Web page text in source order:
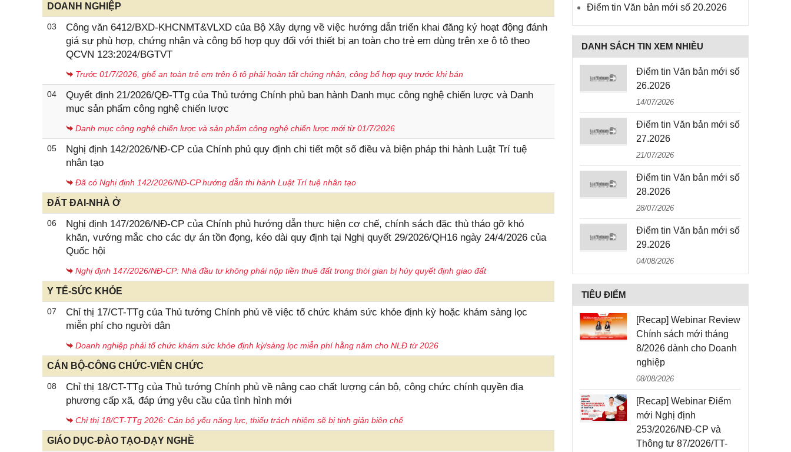
DOANH NGHIỆP
03
Công văn 6412/BXD-KHCNMT&VLXD của Bộ Xây dựng về việc hướng dẫn triển khai đăng ký hoạt động đánh
giá sự phù hợp, chứng nhận và công bố hợp quy đối với thiết bị an toàn cho trẻ em dùng trên xe ô tô theo
QCVN 123:2024/BGTVT
Trước 01/7/2026, ghế an toàn trẻ em trên ô tô phải hoàn tất chứng nhận, công bố hợp quy trước khi bán
04
Quyết định 21/2026/QĐ-TTg của Thủ tướng Chính phủ ban hành Danh mục công nghệ chiến lược và Danh
mục sản phẩm công nghệ chiến lược
Danh mục công nghệ chiến lược và sản phẩm công nghệ chiến lược mới từ 01/7/2026
05
Nghị định 142/2026/NĐ-CP của Chính phủ quy định chi tiết một số điều và biện pháp thi hành Luật Trí tuệ
nhân tạo
Đã có Nghị định 142/2026/NĐ-CP hướng dẫn thi hành Luật Trí tuệ nhân tạo
ĐẤT ĐAI-NHÀ Ở
06
Nghị định 147/2026/NĐ-CP của Chính phủ hướng dẫn thực hiện cơ chế, chính sách đặc thù tháo gỡ khó
khăn, vướng mắc cho các dự án tồn đọng, kéo dài quy định tại Nghị quyết 29/2026/QH16 ngày 24/4/2026 của
Quốc hội
Nghị định 147/2026/NĐ-CP: Nhà đầu tư không phải nộp tiền thuê đất trong thời gian bị hủy quyết định giao đất
Y TẾ-SỨC KHỎE
07
Chỉ thị 17/CT-TTg của Thủ tướng Chính phủ về việc tổ chức khám sức khỏe định kỳ hoặc khám sàng lọc
miễn phí cho người dân
Doanh nghiệp phải tổ chức khám sức khỏe định kỳ/sàng lọc miễn phí hằng năm cho NLĐ từ 2026
CÁN BỘ-CÔNG CHỨC-VIÊN CHỨC
08
Chỉ thị 18/CT-TTg của Thủ tướng Chính phủ về nâng cao chất lượng cán bộ, công chức chính quyền địa
phương cấp xã, đáp ứng yêu cầu của tình hình mới
Chỉ thị 18/CT-TTg 2026: Cán bộ yếu năng lực, thiếu trách nhiệm sẽ bị tinh giản biên chế
GIÁO DỤC-ĐÀO TẠO-DẠY NGHỀ
Điểm tin Văn bản mới số 20.2026
DANH SÁCH TIN XEM NHIỀU
Điểm tin Văn bản mới số
26.2026
14/07/2026
Điểm tin Văn bản mới số
27.2026
21/07/2026
Điểm tin Văn bản mới số
28.2026
28/07/2026
Điểm tin Văn bản mới số
29.2026
04/08/2026
TIÊU ĐIỂM
[Recap] Webinar Review
Chính sách mới tháng
8/2026 dành cho Doanh
nghiệp
08/08/2026
[Recap] Webinar Điểm
mới Nghị định
253/2026/NĐ-CP và
Thông tư 87/2026/TT-